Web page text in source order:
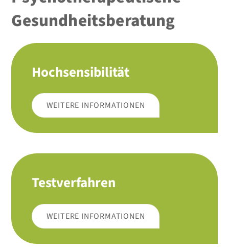
Gesundheitsberatung
Hochsensibilität
WEITERE INFORMATIONEN
Testverfahren
WEITERE INFORMATIONEN